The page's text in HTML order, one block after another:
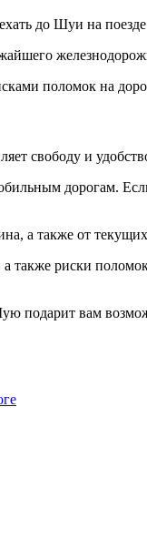
до Шуи на
поломок на
свободу и
дорогам.
а также от
риски
вам